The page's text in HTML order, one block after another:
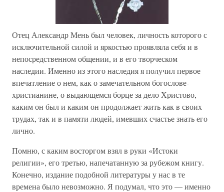
Отец Александр Мень был человек, личность которого с
исключительной силой и яркостью проявляла себя и в
непосредственном общении, и в его творческом
наследии. Именно из этого наследия я получил первое
впечатление о нем, как о замечательном богослове-
христианине, о выдающемся борце за дело Христово,
каким он был и каким он продолжает жить как в своих
трудах, так и в памяти людей, имевших счастье знать его
лично.
Помню, с каким восторгом взял в руки «Истоки
религии», его третью, напечатанную за рубежом книгу.
Конечно, издание подобной литературы у нас в те
времена было невозможно. Я подумал, что это — именно